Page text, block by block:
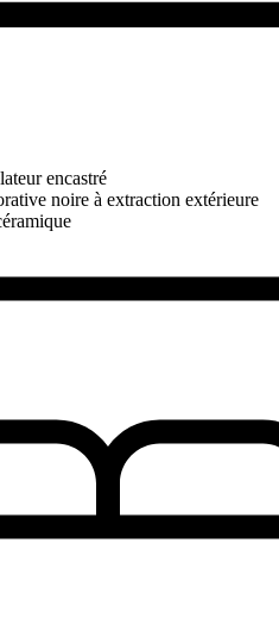
encastré
noire à extraction extérieure